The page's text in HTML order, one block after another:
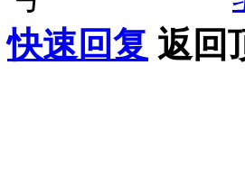
快速回复 返回